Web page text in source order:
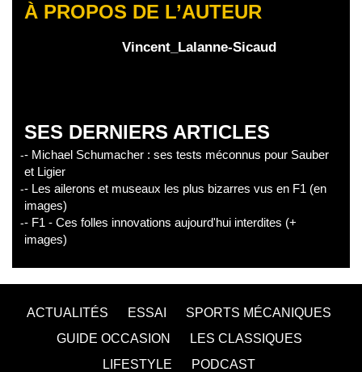
À PROPOS DE L’AUTEUR
Vincent_Lalanne-Sicaud
SES DERNIERS ARTICLES
- Michael Schumacher : ses tests méconnus pour Sauber
et Ligier
- Les ailerons et museaux les plus bizarres vus en F1 (en
images)
- F1 - Ces folles innovations aujourd'hui interdites (+
images)
ACTUALITÉS ESSAI
SPORTS MÉCANIQUES
GUIDE OCCASION
LES CLASSIQUES
LIFESTYLE
PODCAST